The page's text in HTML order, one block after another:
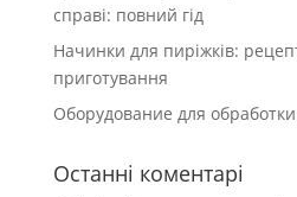
справі: повний гід
Начинки для пиріжків:
приготування
Оборудование для
Останні коментарі